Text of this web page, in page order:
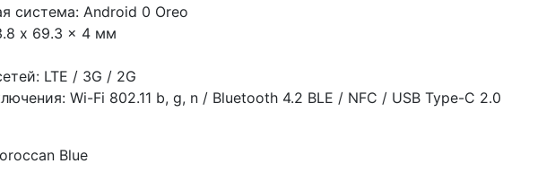
система: Android 0 Oreo
x 69.3 x 4 мм
LTE / 3G / 2G
Wi-Fi 802.11 b, g, n / Bluetooth 4.2 BLE / NFC / USB Type-C 2.0
Blue